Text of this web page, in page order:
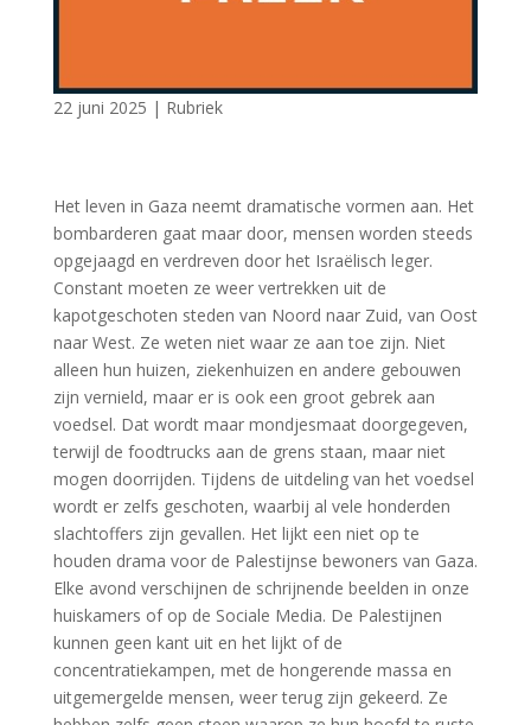
22 juni 2025 | Rubriek
Het leven in Gaza neemt dramatische vormen aan. Het
bombarderen gaat maar door, mensen worden steeds
opgejaagd en verdreven door het Israëlisch leger.
Constant moeten ze weer vertrekken uit de
kapotgeschoten steden van Noord naar Zuid, van Oost
naar West. Ze weten niet waar ze aan toe zijn. Niet
alleen hun huizen, ziekenhuizen en andere gebouwen
zijn vernield, maar er is ook een groot gebrek aan
voedsel. Dat wordt maar mondjesmaat doorgegeven,
terwijl de foodtrucks aan de grens staan, maar niet
mogen doorrijden. Tijdens de uitdeling van het voedsel
wordt er zelfs geschoten, waarbij al vele honderden
slachtoffers zijn gevallen. Het lijkt een niet op te
houden drama voor de Palestijnse bewoners van Gaza.
Elke avond verschijnen de schrijnende beelden in onze
huiskamers of op de Sociale Media. De Palestijnen
kunnen geen kant uit en het lijkt of de
concentratiekampen, met de hongerende massa en
uitgemergelde mensen, weer terug zijn gekeerd. Ze